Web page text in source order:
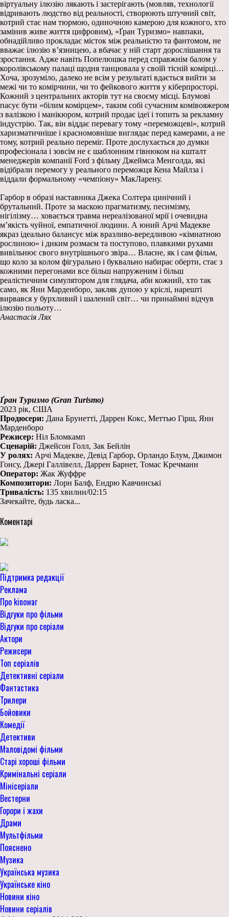
віртуальну ілюзію лякають і застерігають (мовляв, технології
відривають людство від реальності, створюють штучний світ,
котрий стає нам тюрмою, одиночною камерою для кожного, хто
замінив живе життя цифровим), «Ґран Туризмо» навпаки,
обнадійливо прокладає місток між реальністю та фантомом, не
вважає ілюзію в’язницею, а вбачає у ній старт дорослішання та
зростання. Адже навіть Попелюшка перед справжнім балом у
королівському палаці щодня танцювала у своїй тісній комірці…
Хоча, зрозуміло, далеко не всім у результаті вдається вийти за
межі чи то комірчини, чи то фейкового життя у кіберпросторі.
Кожний з центральних акторів тут на своєму місці. Блумові
пасує бути «білим комірцем», таким собі сучасним комівояжером
з валізкою і манікюром, котрий продає ідеї і топить за рекламну
індустрію. Так, він віддає перевагу тому «переможцеві», котрий
харизматичніше і красномовніше виглядає перед камерами, а не
тому, котрий реально переміг. Проте дослухається до думки
професіонала і зовсім не є шаблонним гівнюком на кшталт
менеджерів компанії Ford з фільму Джеймса Менголда, які
відібрали перемогу у реального переможця Кена Майлза і
віддали формальному «чемпіону» МакЛарену.
Гарбор в образі наставника Джека Солтера цинічний і
брутальний. Проте за маскою прагматизму, песимізму,
нігілізму… ховається травма нереалізованої мрії і очевидна
м’якість чуйної, емпатичної людини. А юний Арчі Мадекве
якраз ідеально балансує між вразливо-вередливою «кімнатною
рослиною» і диким розмаєм та поступово, плавкими рухами
вивільнює свого внутрішнього звіра… Власне, як і сам фільм,
що коло за колом фігурально і буквально набирає оберти, стає з
кожними перегонами все більш напруженим і більш
реалістичним симулятором для глядача, аби кожний, хто так
само, як Янн Марденборо, закляк дупою у кріслі, нарешті
вирвався у бурхливий і шалений світ… чи принаймні відчув
ілюзію польоту…
Анастасія Лях
Ґран Туризмо (Gran Turismo)
2023 рік, США
Продюсери: Дана Брунетті, Даррен Кокс, Меттью Гірш, Янн
Марденборо
Режисер: Ніл Бломкамп
Сценарій: Джейсон Голл, Зак Бейлін
У ролях: Арчі Мадекве, Девід Гарбор, Орландо Блум, Джимон
Гонсу, Джері Галлівелл, Даррен Барнет, Томас Кречманн
Оператор: Жак Жуффре
Композитори: Лорн Балф, Ендрю Кавчинські
Тривалість: 135 хвилин/02:15
Зачекайте, будь ласка...
Коментарі
Підтримка редакції
Реклама
Про kinowar
Відгуки про фільми
Відгуки про серіали
Актори
Режисери
Топ серіалів
Детективні серіали
Фантастика
Трилери
Бойовики
Комедії
Детективи
Маловідомі фільми
Старі хороші фільми
Кримінальні серіали
Мінісеріали
Вестерни
Горори і жахи
Драми
Мультфільми
Пояснено
Музика
Українська музика
Українське кіно
Новини кіно
Новини серіалів